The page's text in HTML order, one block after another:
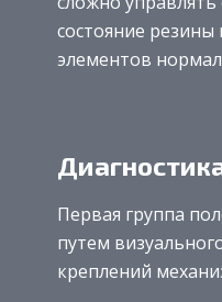
состояние
элементов
Первая группа
путем
креплений